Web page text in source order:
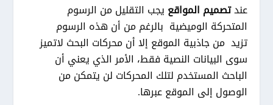
عندتصميم المواقع يجب التقليل من الرسوم
المتحركة الوميضية بالرغم من أن هذه الرسوم
تزيد من جاذبية الموقع إلا أن محركات البحث لاتميز
سوى البيانات النصية فقط، الأمر الذي يعني أن
الباحث المستخدم لتلك المحركات لن يتمكن من
الوصول إلى الموقع عبرها.